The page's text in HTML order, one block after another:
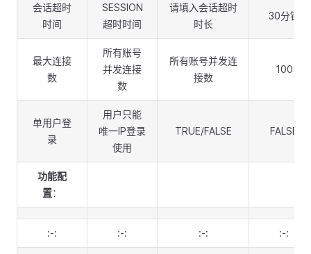
会话超时
时间
SESSION
超时时间
请填入会话超时
时长
30分钟
最大连接
数
所有账号
并发连接
数
所有账号并发连
接数
100
单用户登
录
用户只能
唯一IP登录
使用
TRUE/FALSE FALSE
功能配
置：
:-: :-: :-: :-: